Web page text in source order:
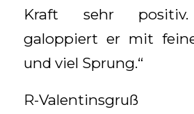
Kraft sehr positiv.
galoppiert er mit
und viel Sprung.“
R-Valentinsgruß